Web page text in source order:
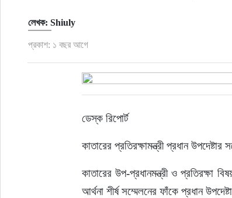
লেখক: Shiuly
প্রকাশ: ১ বছর আগে
ডেস্ক রিপোর্ট
কাতারের প্রতিরক্ষামন্ত্রী প্রধান উপদেষ্টার
কাতারের উপ-প্রধানমন্ত্রী ও প্রতিরক্ষা
আর্থনা শীর্ষ সম্মেলনের ফাঁকে প্রধান